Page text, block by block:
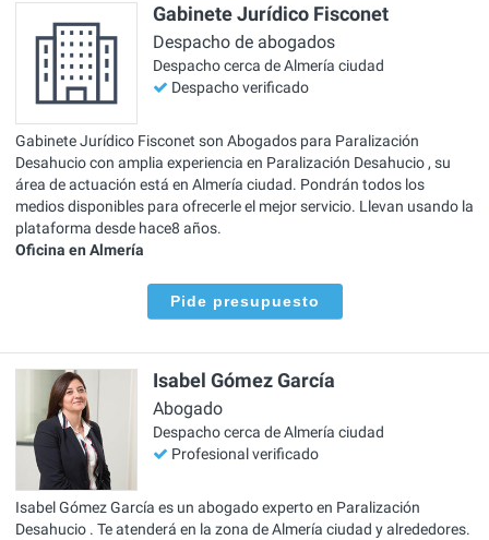
Gabinete Jurídico Fisconet
Despacho de abogados
Despacho cerca de Almería ciudad
Despacho verificado
Gabinete Jurídico Fisconet son Abogados para Paralización
Desahucio con amplia experiencia en Paralización Desahucio , su
área de actuación está en Almería ciudad. Pondrán todos los
medios disponibles para ofrecerle el mejor servicio. Llevan usando la
plataforma desde hace8 años.
Oficina en Almería
Pide presupuesto
Isabel Gómez García
Abogado
Despacho cerca de Almería ciudad
Profesional verificado
Isabel Gómez García es un abogado experto en Paralización
Desahucio . Te atenderá en la zona de Almería ciudad y alrededores.